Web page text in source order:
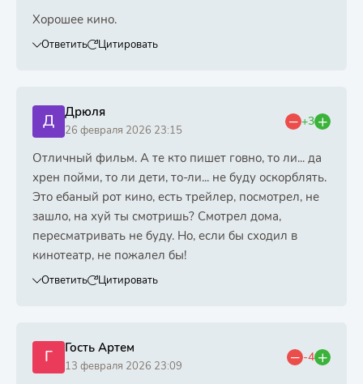
Хорошее кино.
Ответить Цитировать
Д Дрюля
26 февраля 2026 23:15
+3
Отличный фильм. А те кто пишет говно, то ли... да
хрен пойми, то ли дети, то-ли... не буду оскорблять.
Это ебаный рот кино, есть трейлер, посмотрел, не
зашло, на хуй ты смотришь? Смотрел дома,
пересматривать не буду. Но, если бы сходил в
кинотеатр, не пожалел бы!
Ответить Цитировать
Г Гость Артем
13 февраля 2026 23:09
-4